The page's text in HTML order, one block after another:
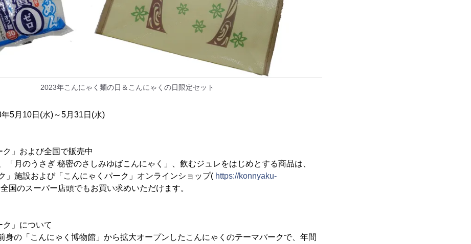
2023年こんにゃく麺の日＆こんにゃくの日限定セット
5月10日(水)～5月31日(水)
」および全国で販売中
「月のうさぎ 秘密のさしみゆばこんにゃく」、飲むジュレをはじめとする商品は、
」施設および「こんにゃくパーク」オンラインショップ( https://konnyaku-
国のスーパー店頭でもお買い求めいただけます。
ク」について
身の「こんにゃく博物館」から拡大オープンしたこんにゃくのテーマパークで、年間